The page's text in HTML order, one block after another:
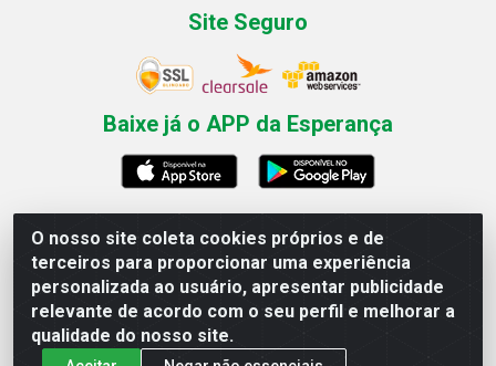
O nosso site coleta cookies próprios e de
terceiros para proporcionar uma experiência
personalizada ao usuário, apresentar publicidade
relevante de acordo com o seu perfil e melhorar a
qualidade do nosso site.
Site Seguro
Baixe já o APP da Esperança
Esperança Nordeste - Rua Professor Caldas Filho, 291 -
Estância - Recife / PE CEP: 50771-335 - CNPJ
03.666.136/0001-23